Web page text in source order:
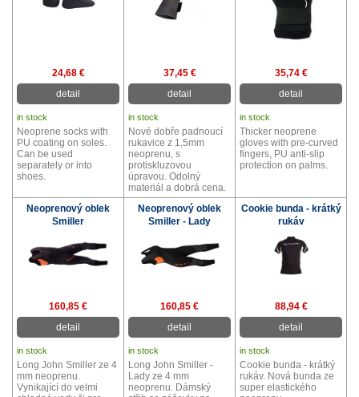
24,68 €
detail
37,45 €
detail
35,74 €
detail
in stock in stock in stock
Neoprene socks with
PU coating on soles.
Can be used
separately or into
shoes.
Nové dobře padnoucí
rukavice z 1,5mm
neoprenu, s
protiskluzovou
úpravou. Odolný
materiál a dobrá cena.
Thicker neoprene
gloves with pre-curved
fingers, PU anti-slip
protection on palms.
Neoprenový oblek
Smiller
Neoprenový oblek
Smiller - Lady
Cookie bunda - krátký
rukáv
160,85 €
detail
160,85 €
detail
88,94 €
detail
in stock in stock in stock
Long John Smiller ze 4
mm neoprenu.
Vynikající do velmi
Long John Smiller -
Lady ze 4 mm
neoprenu. Dámský
Cookie bunda - krátký
rukáv. Nová bunda ze
super elastického